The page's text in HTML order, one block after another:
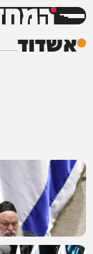
המחדש
אשדוד